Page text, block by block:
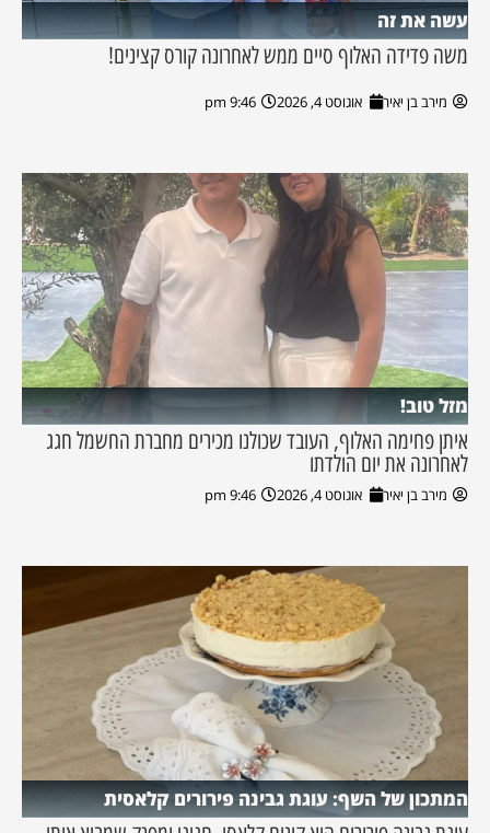
עשה את זה
משה פדידה האלוף סיים ממש לאחרונה קורס קצינים!
מירב בן יאיר אוגוסט 4, 2026 9:46 pm
מזל טוב!
איתן פחימה האלוף, העובד שכולנו מכירים מחברת החשמל חגג
לאחרונה את יום הולדתו
מירב בן יאיר אוגוסט 4, 2026 9:46 pm
המתכון של השף: עוגת גבינה פירורים קלאסית